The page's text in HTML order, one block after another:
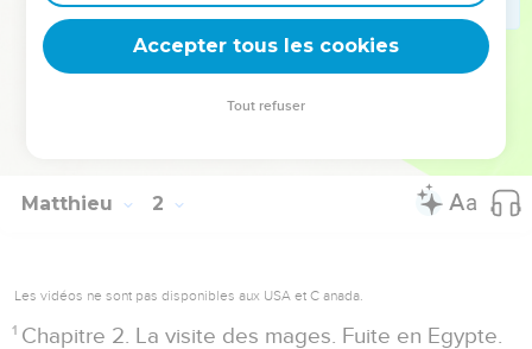
idolâtrie et sans lequel personne n'eut jamais conçu le
moindre doute sur la signification de notre récit.
Matthieu 2
Les vidéos ne sont pas disponibles aux USA et C anada.
1 Chapitre 2. La visite des mages. Fuite en Egypte.
Accepter tous les cookies
Tout refuser